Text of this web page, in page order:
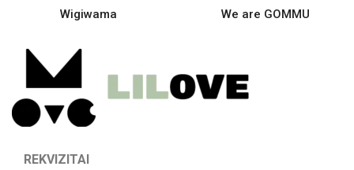
Wigiwama We are GOMMU
REKVIZITAI